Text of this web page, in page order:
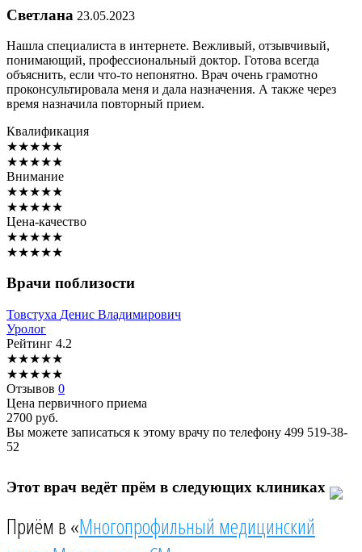
Светлана 23.05.2023
Нашла специалиста в интернете. Вежливый, отзывчивый,
понимающий, профессиональный доктор. Готова всегда
объяснить, если что-то непонятно. Врач очень грамотно
проконсультировала меня и дала назначения. А также через
время назначила повторный прием.
Квалификация
★★★★★
★★★★★
Внимание
★★★★★
★★★★★
Цена-качество
★★★★★
★★★★★
Врачи поблизости
Товстуха Денис Владимирович
Уролог
Рейтинг 4.2
★★★★★
★★★★★
Отзывов 0
Цена первичного приема
2700 руб.
Вы можете записаться к этому врачу по телефону 499 519-38-
52
Этот врач ведёт прём в следующих клиниках
Приём в «Многопрофильный медицинский